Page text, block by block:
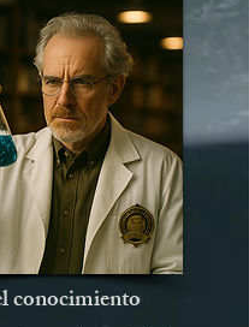
conocimiento